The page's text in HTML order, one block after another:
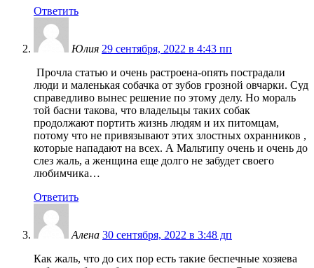
Ответить
Юлия 29 сентября, 2022 в 4:43 пп
Прочла статью и очень растроена-опять пострадали
люди и маленькая собачка от зубов грозной овчарки. Суд
справедливо вынес решение по этому делу. Но мораль
той басни такова, что владельцы таких собак
продолжают портить жизнь людям и их питомцам,
потому что не привязывают этих злостных охранников ,
которые нападают на всех. А Мальтипу очень и очень до
слез жаль, а женщина еще долго не забудет своего
любимчика…
Ответить
Алена 30 сентября, 2022 в 3:48 дп
Как жаль, что до сих пор есть такие беспечные хозяева